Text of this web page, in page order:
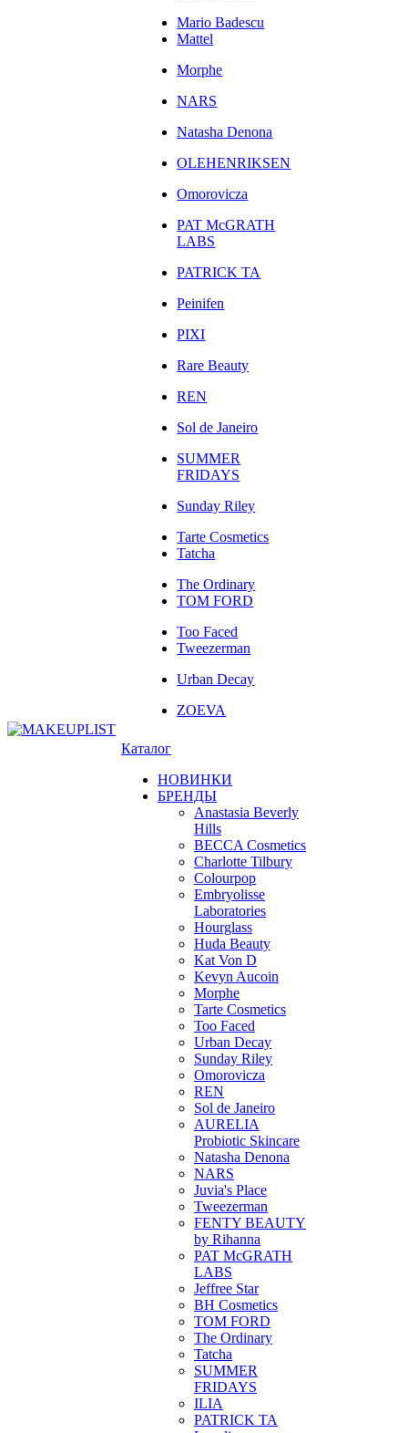
Mario Badescu
Mattel
Morphe
NARS
Natasha Denona
OLEHENRIKSEN
Omorovicza
PAT McGRATH
LABS
PATRICK TA
Peinifen
PIXI
Rare Beauty
REN
Sol de Janeiro
SUMMER
FRIDAYS
Sunday Riley
Tarte Cosmetics
Tatcha
The Ordinary
TOM FORD
Too Faced
Tweezerman
Urban Decay
ZOEVA
Каталог
НОВИНКИ
БРЕНДЫ
Anastasia Beverly
Hills
BECCA Cosmetics
Charlotte Tilbury
Colourpop
Embryolisse
Laboratories
Hourglass
Huda Beauty
Kat Von D
Kevyn Aucoin
Morphe
Tarte Cosmetics
Too Faced
Urban Decay
Sunday Riley
Omorovicza
REN
Sol de Janeiro
AURELIA
Probiotic Skincare
Natasha Denona
NARS
Juvia's Place
Tweezerman
FENTY BEAUTY
by Rihanna
PAT McGRATH
LABS
Jeffree Star
BH Cosmetics
TOM FORD
The Ordinary
Tatcha
SUMMER
FRIDAYS
ILIA
PATRICK TA